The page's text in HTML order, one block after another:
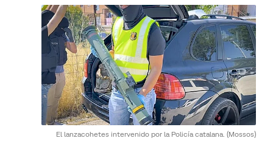
El lanzacohetes intervenido por la Policía catalana. (Mossos)